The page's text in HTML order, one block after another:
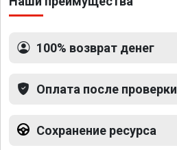
100% возврат денег
Оплата после проверки
Сохранение ресурса